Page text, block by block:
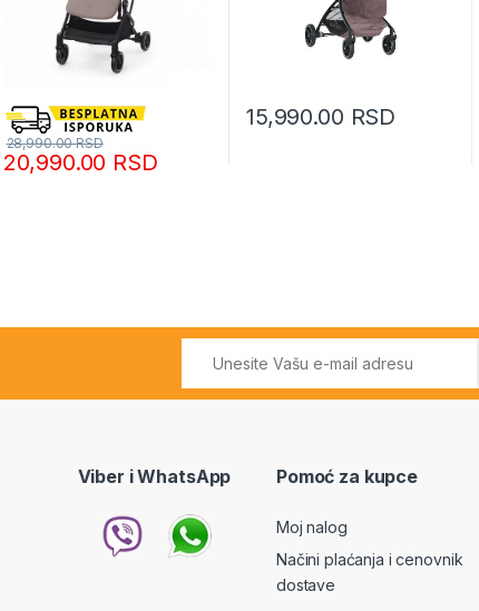
20,990.00 RSD
28,990.00RSD
15,990.00 RSD
Viber i WhatsApp Pomoć za kupce
Moj nalog
Načini plaćanja i cenovnik
dostave